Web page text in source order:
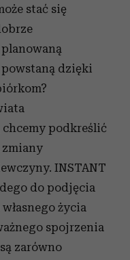
stać się
dzięki
podkreślić
zmiany
INSTANT
do podjęcia
życia
spojrzenia
zarówno